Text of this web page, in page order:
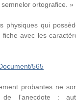
ortografice. »
physiques qui
avec les
565
probantes ne
l’anecdote :